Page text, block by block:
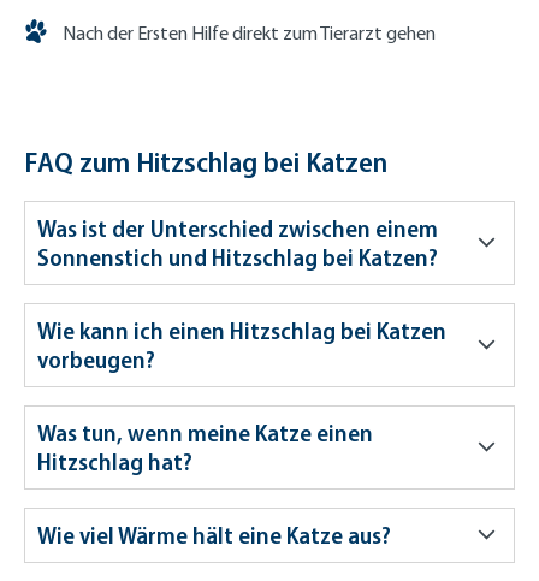
Nach der Ersten Hilfe direkt zum Tierarzt gehen
FAQ zum Hitzschlag bei Katzen
Was ist der Unterschied zwischen einem
Sonnenstich und Hitzschlag bei Katzen?
Wie kann ich einen Hitzschlag bei Katzen
vorbeugen?
Was tun, wenn meine Katze einen
Hitzschlag hat?
Wie viel Wärme hält eine Katze aus?